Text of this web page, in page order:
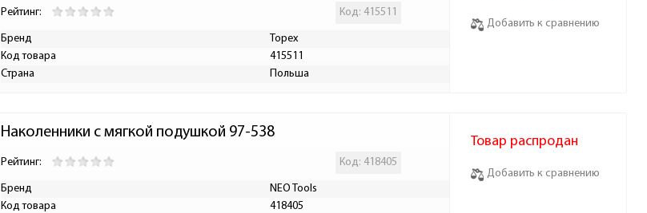
Рейтинг: Код: 415511
Бренд
Topex
Код товара
415511
Страна
Польша
Добавить к сравнению
Наколенники с мягкой подушкой 97-538
Рейтинг: Код: 418405
Бренд
NEO Tools
Код товара
418405
Товар распродан
Добавить к сравнению